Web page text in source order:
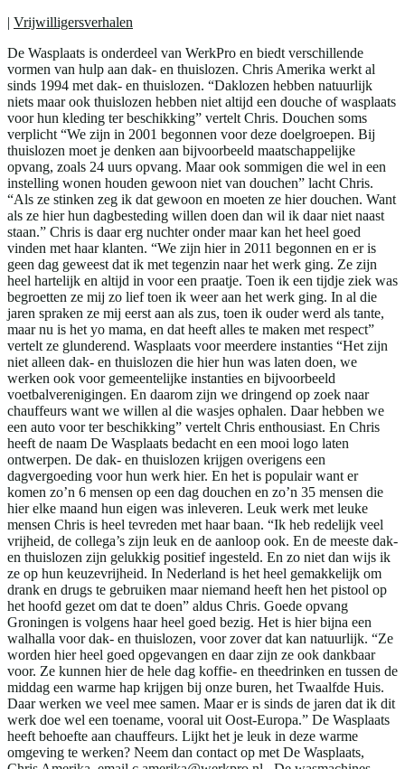
| Vrijwilligersverhalen
De Wasplaats is onderdeel van WerkPro en biedt verschillende
vormen van hulp aan dak- en thuislozen. Chris Amerika werkt al
sinds 1994 met dak- en thuislozen. “Daklozen hebben natuurlijk
niets maar ook thuislozen hebben niet altijd een douche of wasplaats
voor hun kleding ter beschikking” vertelt Chris. Douchen soms
verplicht “We zijn in 2001 begonnen voor deze doelgroepen. Bij
thuislozen moet je denken aan bijvoorbeeld maatschappelijke
opvang, zoals 24 uurs opvang. Maar ook sommigen die wel in een
instelling wonen houden gewoon niet van douchen” lacht Chris.
“Als ze stinken zeg ik dat gewoon en moeten ze hier douchen. Want
als ze hier hun dagbesteding willen doen dan wil ik daar niet naast
staan.” Chris is daar erg nuchter onder maar kan het heel goed
vinden met haar klanten. “We zijn hier in 2011 begonnen en er is
geen dag geweest dat ik met tegenzin naar het werk ging. Ze zijn
heel hartelijk en altijd in voor een praatje. Toen ik een tijdje ziek was
begroetten ze mij zo lief toen ik weer aan het werk ging. In al die
jaren spraken ze mij eerst aan als zus, toen ik ouder werd als tante,
maar nu is het yo mama, en dat heeft alles te maken met respect”
vertelt ze glunderend. Wasplaats voor meerdere instanties “Het zijn
niet alleen dak- en thuislozen die hier hun was laten doen, we
werken ook voor gemeentelijke instanties en bijvoorbeeld
voetbalverenigingen. En daarom zijn we dringend op zoek naar
chauffeurs want we willen al die wasjes ophalen. Daar hebben we
een auto voor ter beschikking” vertelt Chris enthousiast. En Chris
heeft de naam De Wasplaats bedacht en een mooi logo laten
ontwerpen. De dak- en thuislozen krijgen overigens een
dagvergoeding voor hun werk hier. En het is populair want er
komen zo’n 6 mensen op een dag douchen en zo’n 35 mensen die
hier elke maand hun eigen was inleveren. Leuk werk met leuke
mensen Chris is heel tevreden met haar baan. “Ik heb redelijk veel
vrijheid, de collega’s zijn leuk en de aanloop ook. En de meeste dak-
en thuislozen zijn gelukkig positief ingesteld. En zo niet dan wijs ik
ze op hun keuzevrijheid. In Nederland is het heel gemakkelijk om
drank en drugs te gebruiken maar niemand heeft hen het pistool op
het hoofd gezet om dat te doen” aldus Chris. Goede opvang
Groningen is volgens haar heel goed bezig. Het is hier bijna een
walhalla voor dak- en thuislozen, voor zover dat kan natuurlijk. “Ze
worden hier heel goed opgevangen en daar zijn ze ook dankbaar
voor. Ze kunnen hier de hele dag koffie- en theedrinken en tussen de
middag een warme hap krijgen bij onze buren, het Twaalfde Huis.
Daar werken we veel mee samen. Maar er is sinds de jaren dat ik dit
werk doe wel een toename, vooral uit Oost-Europa.” De Wasplaats
heeft behoefte aan chauffeurs. Lijkt het je leuk in deze warme
omgeving te werken? Neem dan contact op met De Wasplaats,